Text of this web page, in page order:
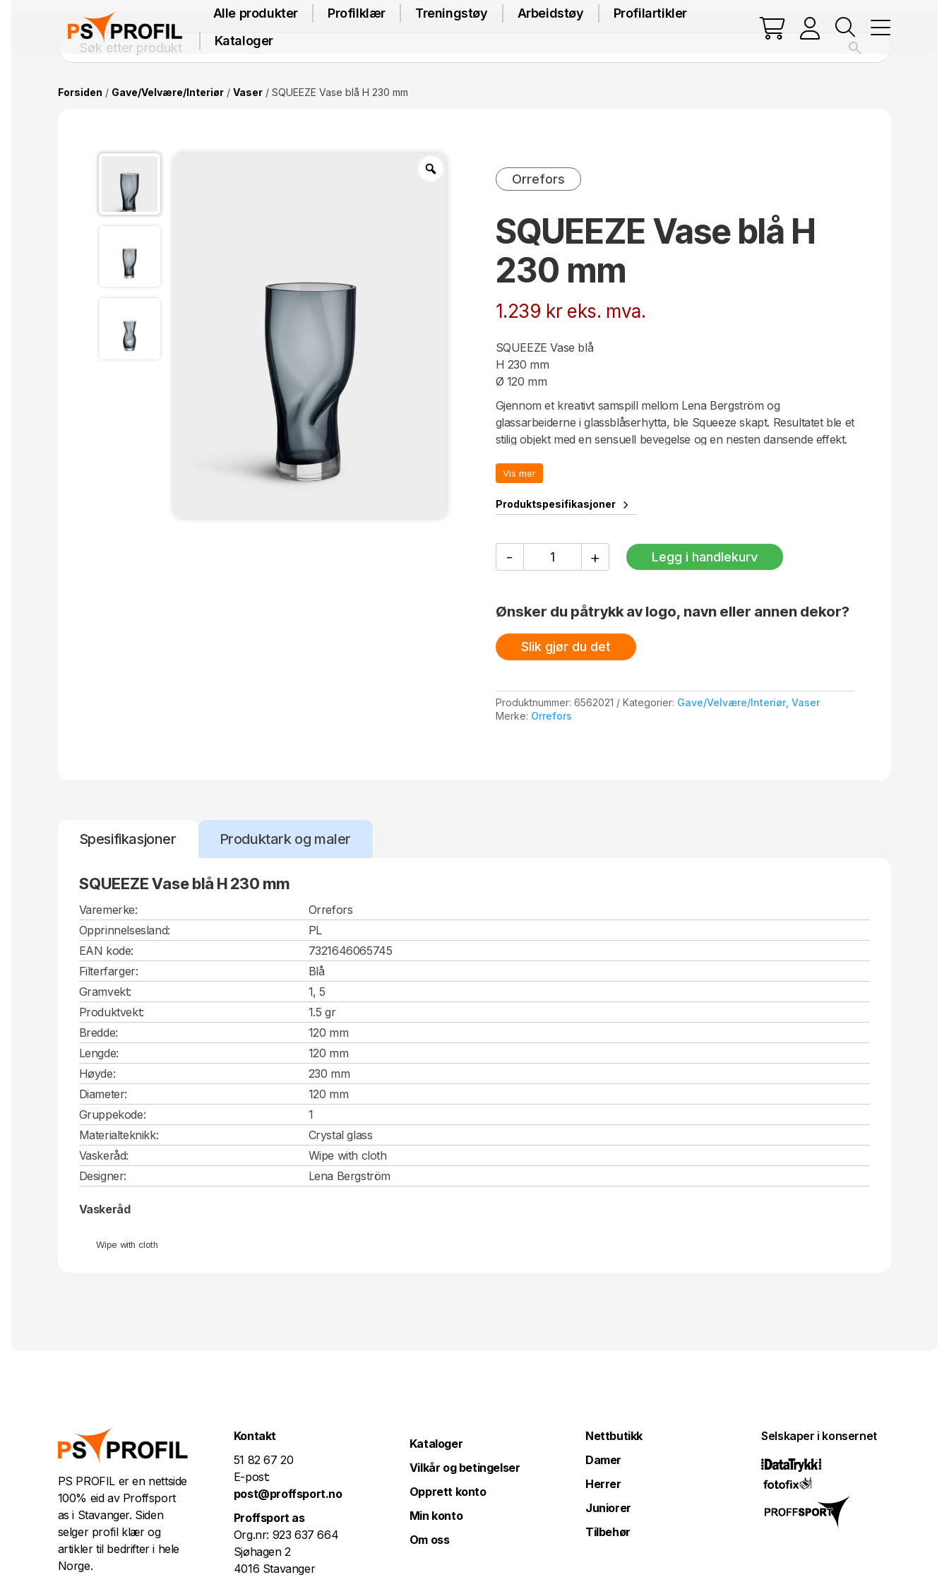
Alle produkter Profilklær Treningstøy Arbeidstøy
Profilartikler
Kataloger
Forsiden / Gave/Velvære/Interiør/ Vaser/ SQUEEZE Vase blå H 230 mm
Orrefors
SQUEEZE Vase blå H
230 mm
1.239 kr eks. mva.
SQUEEZE Vase blå
H 230 mm
Ø 120 mm
Gjennom et kreativt samspill mellom Lena Bergström og
glassarbeiderne i glassblåserhytta, ble Squeeze skapt. Resultatet ble et
stilig objekt med en sensuell bevegelse og en nesten dansende effekt.
Swedish Form. Squeeze er en etterlengtet formklassiker som endelig
Design: Lena Bergström – 1997
Vis mer
Produktspesifikasjoner
-
Vase
mm
+ Legg i handlekurv
Ønsker du påtrykk av logo, navn eller annen dekor?
Slik gjør du det
Produktnummer: 6562021 Kategorier: Gave/Velvære/Interiør, Vaser
Merke: Orrefors
Spesifikasjoner Produktark og maler
SQUEEZE Vase blå H 230 mm
Varemerke:
Orrefors
Opprinnelsesland:
PL
EAN kode:
7321646065745
Filterfarger:
Blå
Gramvekt:
1, 5
Produktvekt:
1.5 gr
Bredde:
120 mm
Lengde:
120 mm
Høyde:
230 mm
Diameter:
120 mm
Gruppekode:
1
Materialteknikk:
Crystal glass
Vaskeråd:
Wipe with cloth
Designer:
Lena Bergström
Vaskeråd
Wipe with cloth
PS PROFIL er en nettside
100% eid av Proffsport
as i Stavanger. Siden
selger profil klær og
artikler til bedrifter i hele
Norge.
Kontakt
51 82 67 20
E-post:
post@proffsport.no
Proffsport as
Org.nr: 923 637 664
Sjøhagen 2
4016 Stavanger
Kataloger
Vilkår og betingelser
Opprett konto
Min konto
Om oss
Nettbutikk
Damer
Herrer
Juniorer
Tilbehør
Selskaper i konsernet